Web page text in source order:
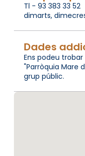
Tl - 93 383 33 52
dimarts,
Dades
Ens podeu trobar
"Parròquia Mare
grup públic.